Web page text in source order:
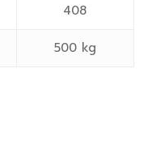
408
500 kg